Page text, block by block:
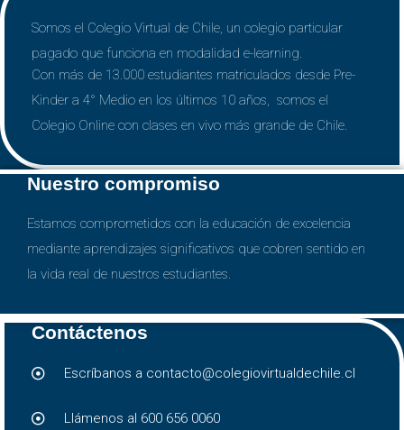
Somos el Colegio Virtual de Chile, un colegio particular
pagado que funciona en modalidad e-learning.
Con más de 13.000 estudiantes matriculados desde Pre-
Kinder a 4° Medio en los últimos 10 años, somos el
Colegio Online con clases en vivo más grande de Chile.
Nuestro compromiso
Estamos comprometidos con la educación de excelencia
mediante aprendizajes significativos que cobren sentido en
la vida real de nuestros estudiantes.
Contáctenos
Escríbanos a contacto@colegiovirtualdechile.cl
Llámenos al 600 656 0060